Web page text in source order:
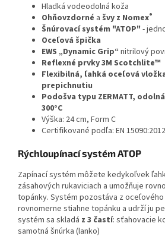
Hladká vodeodolná koža
Ohňovzdorné a švy z Nomex®
Šnúrovací systém "ATOP" -
Oceľová špička
EWS „Dynamic Grip“ nitrilový
Reflexné prvky 3M Scotchlite™
Flexibilná, ľahká oceľová
prepichnutiu
Podošva typu ZERMATT,
300°C
Výška: 24 cm, Form C
Certifikované podľa: EN
Rýchloupínací systém ATOP
Zapínací systém môžete kedykoľvek
zásahových rukaviciach a umožňuje
topánky. Systém pozostáva z
rovnomerne stiahne topánku a udrží ju
systém sa skladá z 3 častí: sťahovacie
samotná šnúrka (lanko)